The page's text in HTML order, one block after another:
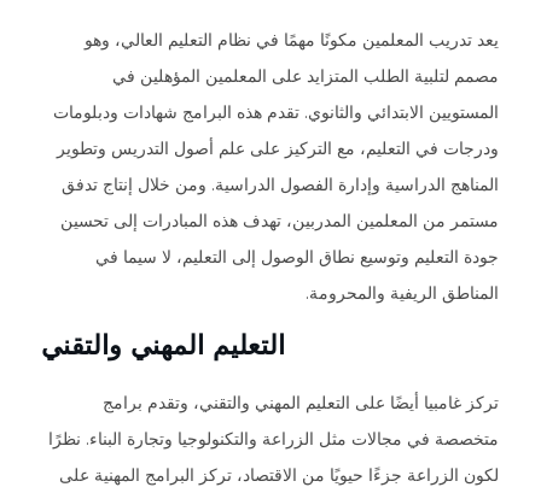
يعد تدريب المعلمين مكونًا مهمًا في نظام التعليم العالي، وهو
مصمم لتلبية الطلب المتزايد على المعلمين المؤهلين في
المستويين الابتدائي والثانوي. تقدم هذه البرامج شهادات ودبلومات
ودرجات في التعليم، مع التركيز على علم أصول التدريس وتطوير
المناهج الدراسية وإدارة الفصول الدراسية. ومن خلال إنتاج تدفق
مستمر من المعلمين المدربين، تهدف هذه المبادرات إلى تحسين
جودة التعليم وتوسيع نطاق الوصول إلى التعليم، لا سيما في
المناطق الريفية والمحرومة.
التعليم المهني والتقني
تركز غامبيا أيضًا على التعليم المهني والتقني، وتقدم برامج
متخصصة في مجالات مثل الزراعة والتكنولوجيا وتجارة البناء. نظرًا
لكون الزراعة جزءًا حيويًا من الاقتصاد، تركز البرامج المهنية على